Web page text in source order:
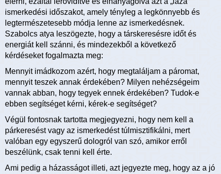
ismerkedési időszakot, amely tényleg a legkönnyebb és
legtermészetesebb módja lenne az ismerkedésnek.
Szabolcs atya leszögezte, hogy a társkeresésre időt és
energiát kell szánni, és mindezekből a következő
kérdéseket fogalmazta meg:
Mennyit imádkozom azért, hogy megtaláljam a páromat,
mennyit teszek annak érdekében? Milyen nehézségeim
vannak abban, hogy tegyek ennek érdekében? Tudok-e
ebben segítséget kérni, kérek-e segítséget?
Végül fontosnak tartotta megjegyezni, hogy nem kell a
párkeresést vagy az ismerkedést túlmisztifikálni, mert
valóban egy egyszerű dologról van szó, amikor erről
beszélünk, csak tenni kell érte.
Ami pedig a házasságot illeti, azt jegyezte meg, hogy az a jó